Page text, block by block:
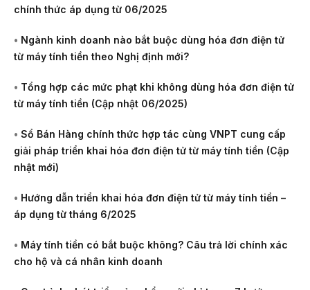
chính thức áp dụng từ 06/2025
• Ngành kinh doanh nào bắt buộc dùng hóa đơn điện tử
từ máy tính tiền theo Nghị định mới?
• Tổng hợp các mức phạt khi không dùng hóa đơn điện tử
từ máy tính tiền (Cập nhật 06/2025)
• Sổ Bán Hàng chính thức hợp tác cùng VNPT cung cấp
giải pháp triển khai hóa đơn điện tử từ máy tính tiền (Cập
nhật mới)
• Hướng dẫn triển khai hóa đơn điện tử từ máy tính tiền –
áp dụng từ tháng 6/2025
• Máy tính tiền có bắt buộc không? Câu trả lời chính xác
cho hộ và cá nhân kinh doanh